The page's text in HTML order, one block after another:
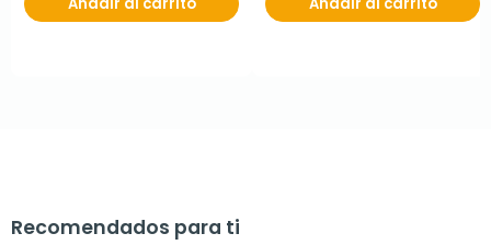
Recomendados para ti